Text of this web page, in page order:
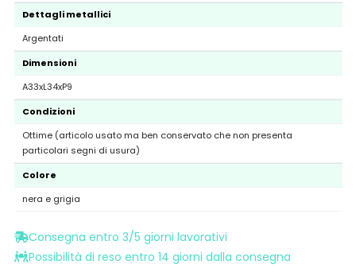
Dettagli metallici
Argentati
Dimensioni
A33xL34xP9
Condizioni
Ottime (articolo usato ma ben conservato che non presenta
particolari segni di usura)
Colore
nera e grigia
Consegna entro 3/5 giorni lavorativi
Possibilità di reso entro 14 giorni dalla consegna